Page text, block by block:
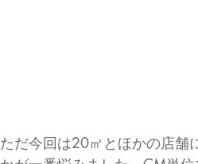
ただ今回は20㎡とほかの店舗